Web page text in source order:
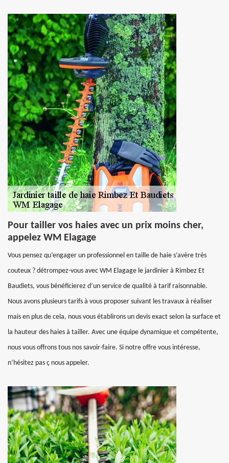
Pour tailler vos haies avec un prix moins cher,
appelez WM Elagage
Vous pensez qu’engager un professionnel en taille de haie s’avère très
couteux ? détrompez-vous avec WM Elagage le jardinier à Rimbez Et
Baudiets, vous bénéficierez d’un service de qualité à tarif raisonnable.
Nous avons plusieurs tarifs à vous proposer suivant les travaux à réaliser
mais en plus de cela, nous vous établirons un devis exact selon la surface et
la hauteur des haies à tailler. Avec une équipe dynamique et compétente,
nous vous offrons tous nos savoir-faire. Si notre offre vous intéresse,
n’hésitez pas ç nous appeler.